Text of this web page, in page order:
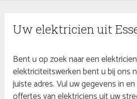
Uw elektricien uit
Bent u op zoek naar een
elektriciteitswerken bent u bij ons
juiste adres. Vul uw gegevens in